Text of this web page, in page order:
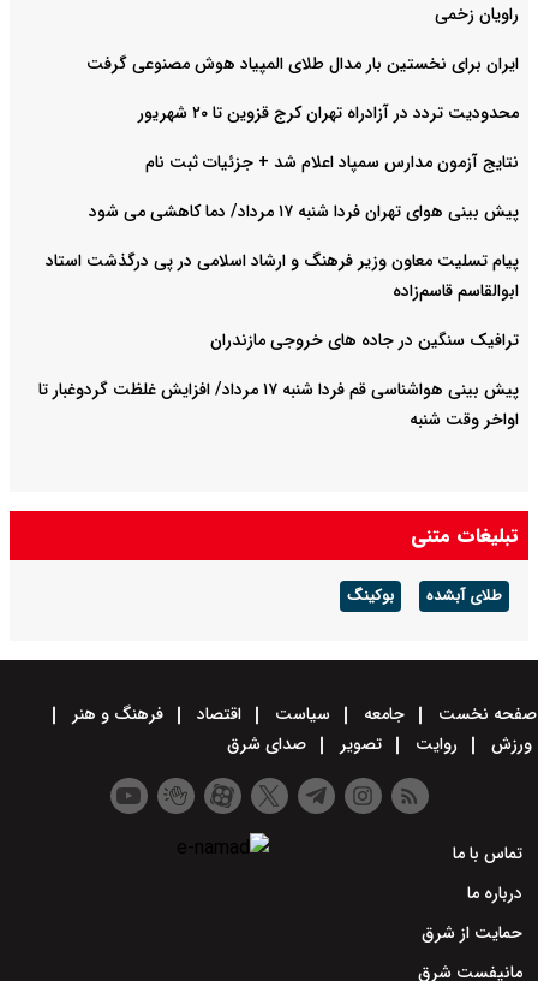
راویان زخمی
ایران برای نخستین بار مدال طلای المپیاد هوش مصنوعی گرفت
محدودیت تردد در آزادراه تهران کرج قزوین تا ۲۰ شهریور
نتایج آزمون مدارس سمپاد اعلام شد + جزئیات ثبت نام
پیش بینی هوای تهران فردا شنبه ۱۷ مرداد/ دما کاهشی می شود
پیام تسلیت معاون وزیر فرهنگ و ارشاد اسلامی در پی درگذشت استاد
ابوالقاسم قاسم‌زاده
ترافیک سنگین در جاده های خروجی مازندران
پیش بینی هواشناسی قم فردا شنبه ۱۷ مرداد/ افزایش غلظت گردوغبار تا
اواخر وقت شنبه
تبلیغات متنی
طلای آبشده بوکینگ
صفحه نخست جامعه سیاست اقتصاد
فرهنگ و هنر
ورزش
روایت تصویر صدای شرق
تماس با ما
درباره ما
حمایت از شرق
مانیفست شرق